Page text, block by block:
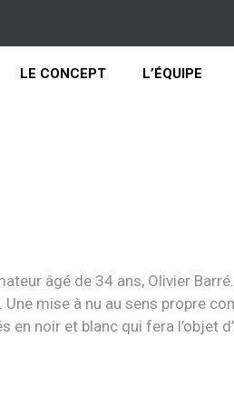
LE CONCEPT L’ÉQUIPE
âgé de 34 ans, Olivier
mise à nu au sens propre
en noir et blanc qui fera l’objet